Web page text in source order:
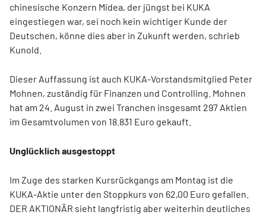
chinesische Konzern Midea, der jüngst bei KUKA
eingestiegen war, sei noch kein wichtiger Kunde der
Deutschen, könne dies aber in Zukunft werden, schrieb
Kunold.
Dieser Auffassung ist auch KUKA-Vorstandsmitglied Peter
Mohnen, zuständig für Finanzen und Controlling. Mohnen
hat am 24. August in zwei Tranchen insgesamt 297 Aktien
im Gesamtvolumen von 18.831 Euro gekauft.
Unglücklich ausgestoppt
Im Zuge des starken Kursrückgangs am Montag ist die
KUKA-Aktie unter den Stoppkurs von 62,00 Euro gefallen.
DER AKTIONÄR sieht langfristig aber weiterhin deutliches